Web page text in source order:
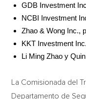
GDB Investment
NCBI Investment
Zhao & Wong Inc.,
KKT Investment
Li Ming Zhao y
La Comisionada del
Departamento de